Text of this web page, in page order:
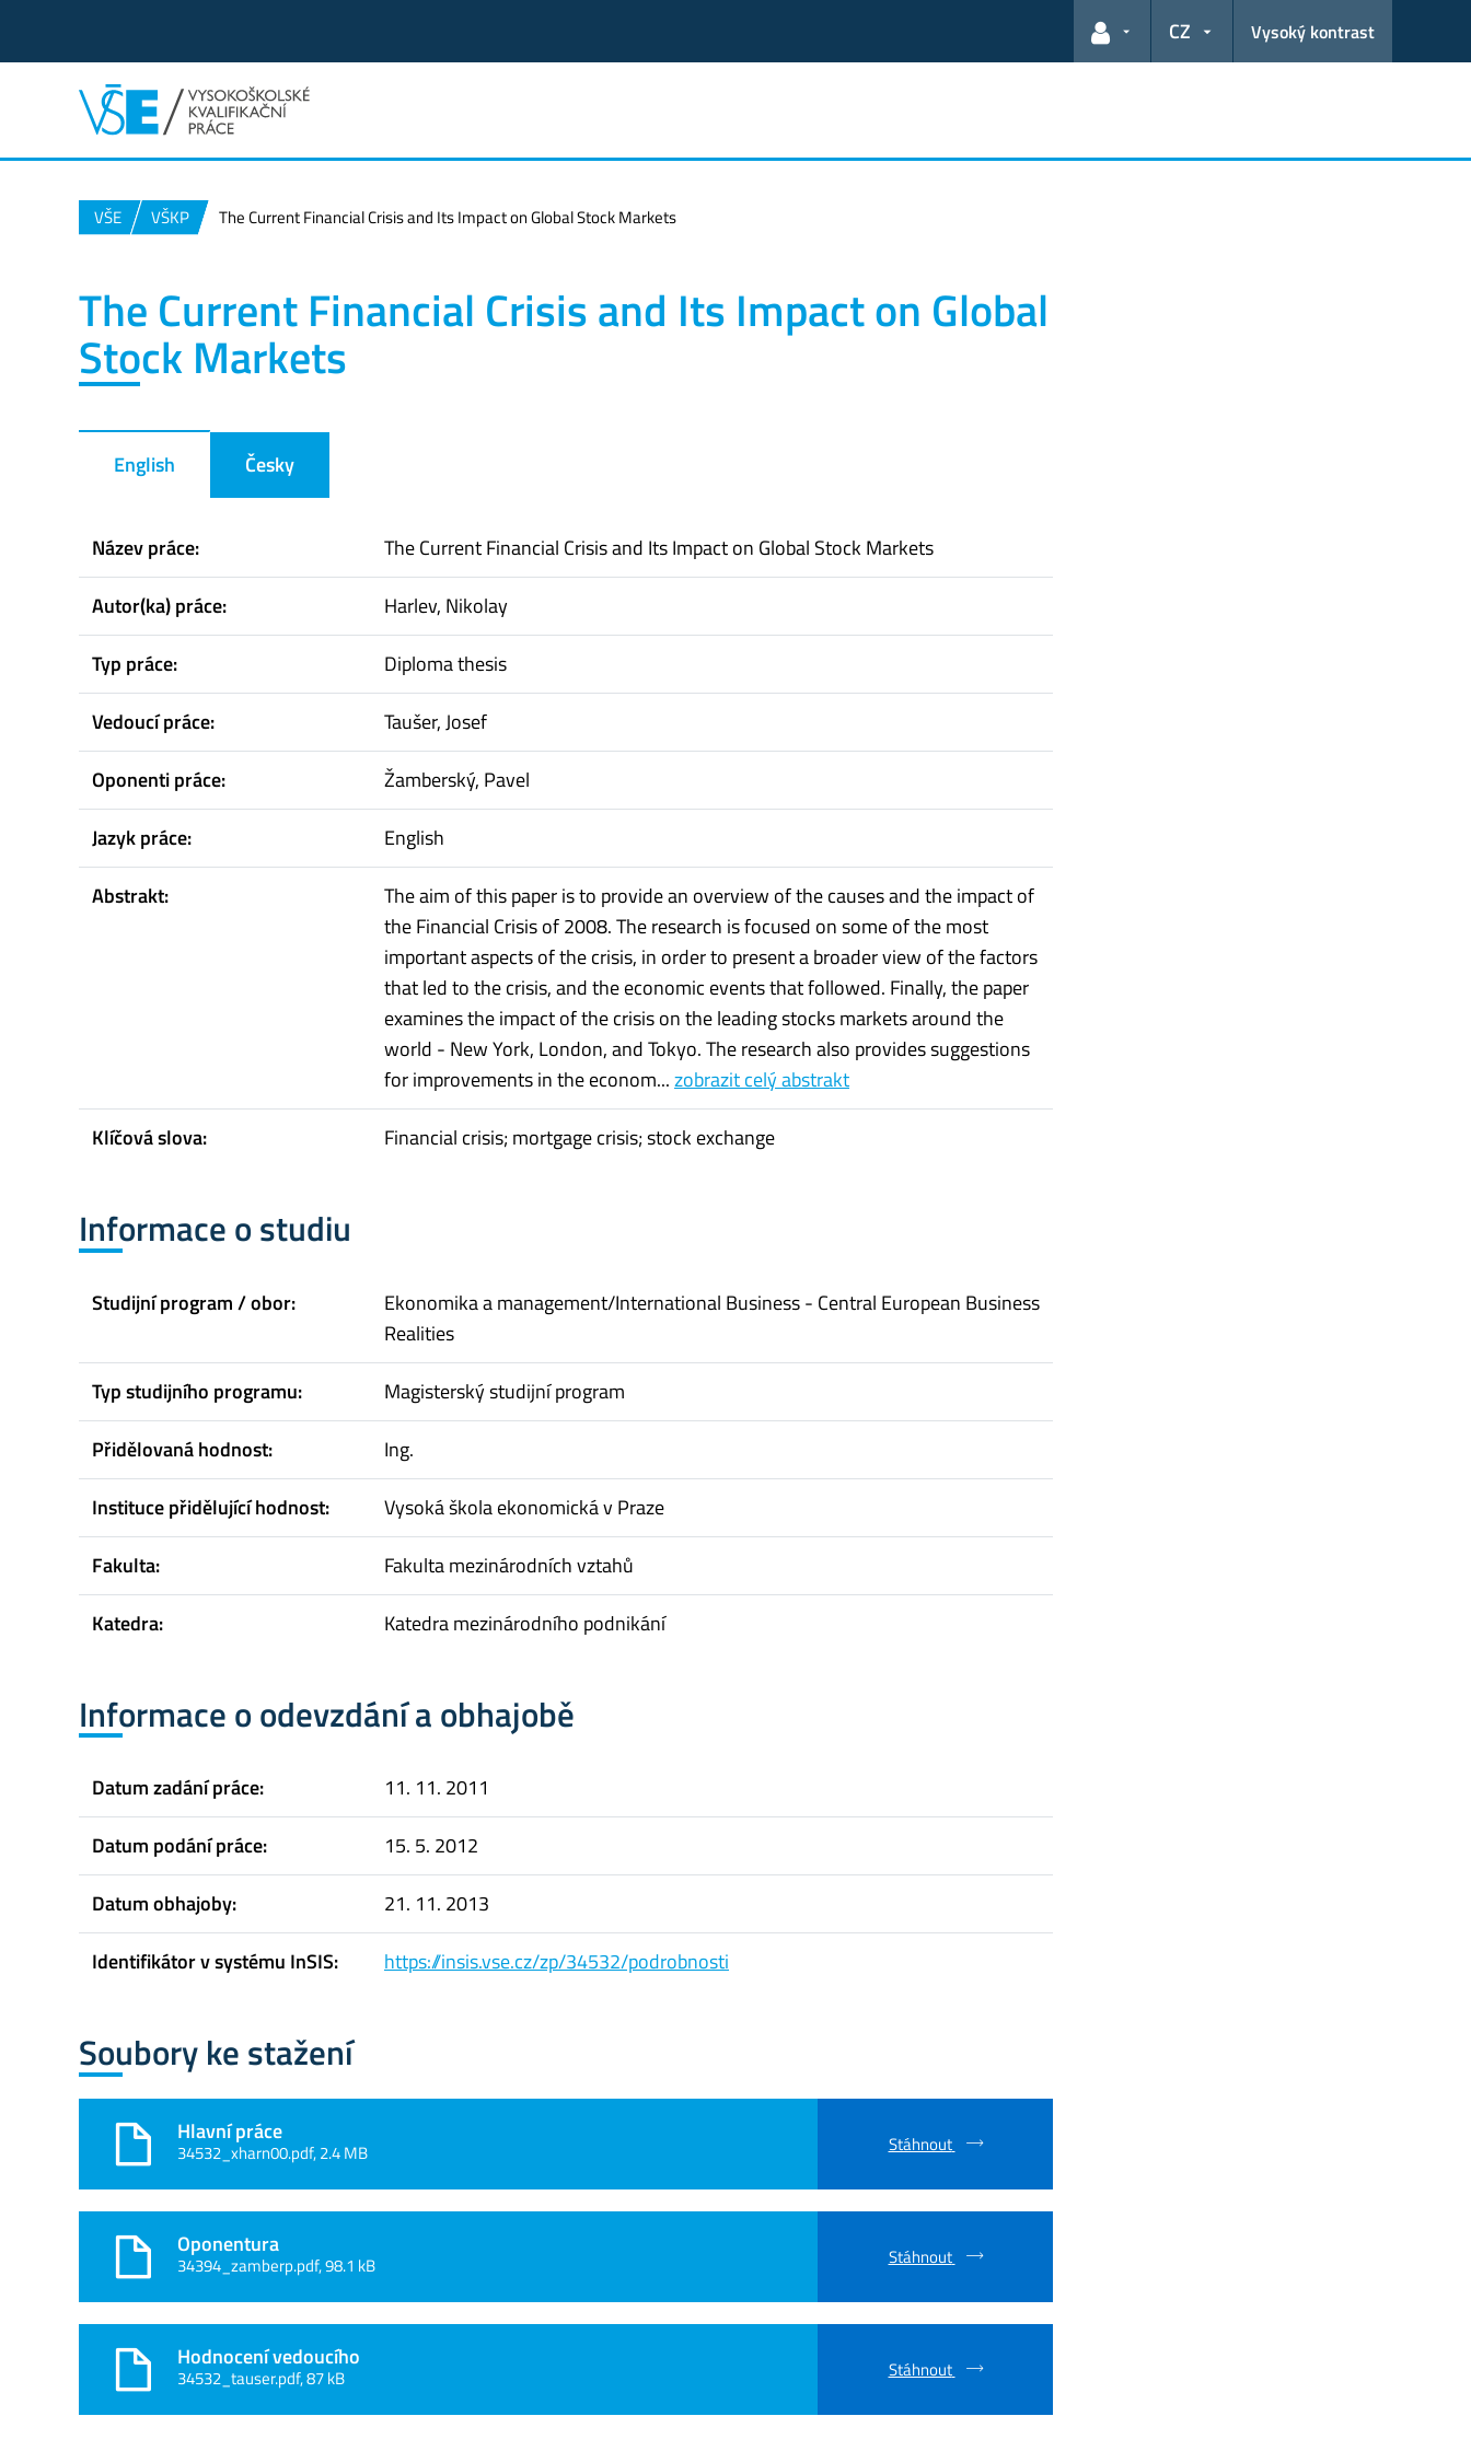
Odkazy pro uživatele
CZ Vysoký kontrast
VŠE VŠKP The Current Financial Crisis and Its Impact on Global Stock Markets
The Current Financial Crisis and Its Impact on Global
Stock Markets
English Česky
Název práce:
The Current Financial Crisis and Its Impact on Global Stock Markets
Autor(ka) práce:
Harlev, Nikolay
Typ práce:
Diploma thesis
Vedoucí práce:
Taušer, Josef
Oponenti práce:
Žamberský, Pavel
Jazyk práce:
English
Abstrakt:
The aim of this paper is to provide an overview of the causes and the impact of
the Financial Crisis of 2008. The research is focused on some of the most
important aspects of the crisis, in order to present a broader view of the factors
that led to the crisis, and the economic events that followed. Finally, the paper
examines the impact of the crisis on the leading stocks markets around the
world - New York, London, and Tokyo. The research also provides suggestions
for improvements in the econom...zobrazit celý abstrakt
Klíčová slova:
Financial crisis; mortgage crisis; stock exchange
Informace o studiu
Studijní program / obor:
Ekonomika a management/International Business - Central European Business
Realities
Typ studijního programu:
Magisterský studijní program
Přidělovaná hodnost:
Ing.
Instituce přidělující hodnost:
Vysoká škola ekonomická v Praze
Fakulta:
Fakulta mezinárodních vztahů
Katedra:
Katedra mezinárodního podnikání
Informace o odevzdání a obhajobě
Datum zadání práce:
11. 11. 2011
Datum podání práce:
15. 5. 2012
Datum obhajoby:
21. 11. 2013
Identifikátor v systému InSIS:
https://insis.vse.cz/zp/34532/podrobnosti
Soubory ke stažení
Hlavní práce
34532_xharn00.pdf, 2.4 MB Stáhnout
Oponentura
34394_zamberp.pdf, 98.1 kB Stáhnout
Hodnocení vedoucího
34532_tauser.pdf, 87 kB Stáhnout